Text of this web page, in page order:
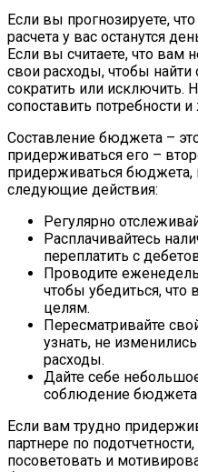
Если вы прогнозируете,
расчета у вас останутся
Если вы считаете, что вам
свои расходы, чтобы
сократить или исключить.
сопоставить потребности
Составление бюджета –
придерживаться его –
придерживаться бюджета,
следующие действия:
Регулярно
Расплачивайтесь
переплатить с
Проводите
чтобы убедиться,
целям.
Пересматривайте
узнать, не
расходы.
Дайте себе
соблюдение бюджета
Если вам трудно
партнере по
посоветовать и